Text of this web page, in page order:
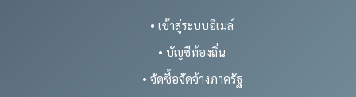
• เข้าสู่ระบบอีเมล์
• บัญชีท้องถิ่น
• จัดซื้อจัดจ้างภาครัฐ